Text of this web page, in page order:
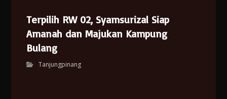
Terpilih RW 02, Syamsurizal Siap
Amanah dan Majukan Kampung
Bulang
Tanjungpinang